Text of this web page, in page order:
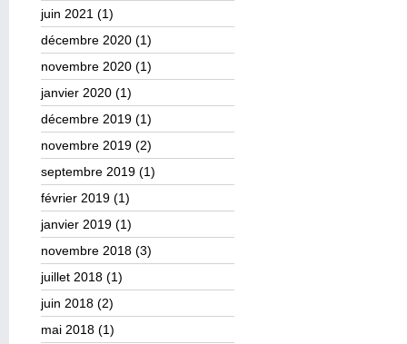
juin 2021 (1)
décembre 2020 (1)
novembre 2020 (1)
janvier 2020 (1)
décembre 2019 (1)
novembre 2019 (2)
septembre 2019 (1)
février 2019 (1)
janvier 2019 (1)
novembre 2018 (3)
juillet 2018 (1)
juin 2018 (2)
mai 2018 (1)